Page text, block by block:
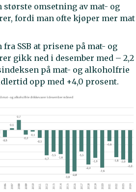
omsetning av mat- og
fordi man ofte kjøper mer mat
SSB at prisene på mat- og
gikk ned i desember med – 2,2
på mat- og alkoholfrie
opp med +4,0 prosent.